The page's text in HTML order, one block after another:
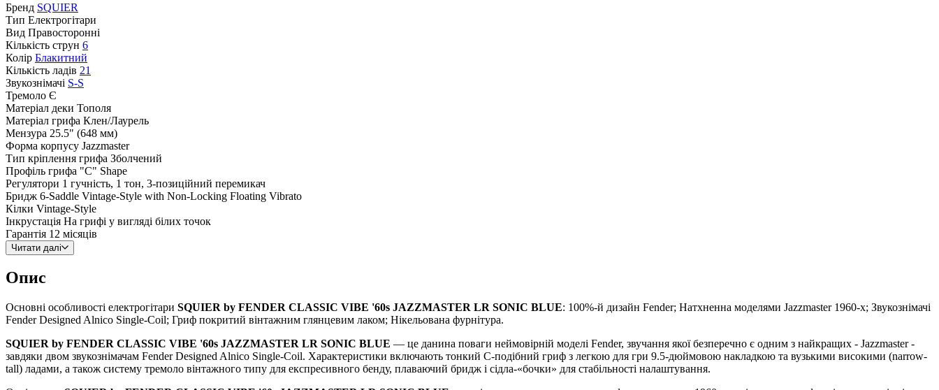
Бренд SQUIER
Тип Електрогітари
Вид Правосторонні
Кількість струн 6
Колір Блакитний
Кількість ладів 21
Звукознімачі S-S
Тремоло Є
Матеріал деки Тополя
Матеріал грифа Клен/Лаурель
Мензура 25.5" (648 мм)
Форма корпусу Jazzmaster
Тип кріплення грифа Зболчений
Профіль грифа "C" Shape
Регулятори 1 гучність, 1 тон, 3-позиційний перемикач
Бридж 6-Saddle Vintage-Style with Non-Locking Floating Vibrato
Кілки Vintage-Style
Інкрустація На грифі у вигляді білих точок
Гарантія 12 місяців
Читати далі
Опис
Основні особливості електрогітари SQUIER by FENDER CLASSIC VIBE '60s JAZZMASTER LR SONIC BLUE: 100%-й дизайн Fender; Натхненна моделями Jazzmaster 1960-х; Звукознімачі
Fender Designed Alnico Single-Coil; Гриф покритий вінтажним глянцевим лаком; Нікельована фурнітура.
SQUIER by FENDER CLASSIC VIBE '60s JAZZMASTER LR SONIC BLUE — це данина поваги неймовірній моделі Fender, звучання якої безперечно є одним з найкращих - Jazzmaster -
завдяки двом звукознімачам Fender Designed Alnico Single-Coil. Характеристики включають тонкий С-подібний гриф з легкою для гри 9.5-дюймовою накладкою та вузькими високими (narrow-
tall) ладами, а також систему тремоло вінтажного типу для експресивного бенду, плаваючий бридж і сідла-«бочки» для стабільності налаштування.